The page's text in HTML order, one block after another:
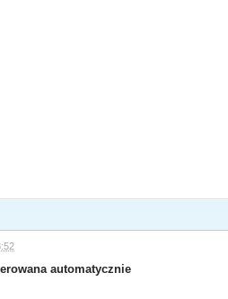
automatycznie